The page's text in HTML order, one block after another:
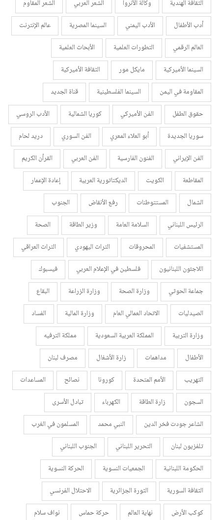
الثقافة الهندية وكالة الأنروا الشعر العربي
الشعر المقاوم
أدب الأطفال
الأدب اليمني السينما المصرية
عالم الإنترنت
العالم الرقمي
التطورات العلمية
الأبحاث العلمية
السينما الأميركية
مايكل مور
الثقافة الأميركية
المقاومة في اليمن
السينما الفلسطينية
قناة الجديد
حقوق الطفل
الفن الأميركي كوريا الشمالية
الأدب الروسي
سوريا الجديدة
أبو العلاء المعري الفن السوري
دريد لحام
الفن الإيراني
الفنون الفارسية الفن العربي
القرأن الكريم
المقاطعة
الكويت الديكتاتورية العربية
إعادة الإعمار
الشمال
المستتوطنات رفع الأنقاض
الجنوب
الرئيس اللبناني
السلامة العامة وزير الطاقة
الصحة
المستشفيات
المحروقات التراث اليهودي
التراث العراقي
اللاجئون اللبنانيون
فلسطين في الإعلام العربي
فيسبوك
جماعة الحوثي
وزارة الصحة وزارة الزراعة
البقاع
الصيدليات
الاتحاد العمالي العام وزارة المالية
الفساد
وزارة التربية
المملكة العربية السعودية
مملكة الترفيه
الأطفال
مداهمات زارة الأشغال
مصرف لبنان
التهريب
الأمم المتحدة كورونا نصائح
المساعدات
السجون
زارة الطاقة الكهرباء
تبادل الأسرى
الشاعر جودت فخر الدين
النبي محمد
المسلمون في الغرب
تلفزيون لبنان
التحرير اللبناني
الجنوب اللبناني
الحكومة اللبنانية
الجمعيات النسوية
الحركة النسوية
الثقافة السورية
الثورة الجزائرية
الاحتلال الفرنسي
كوكب الأرض
نهاية العالم حركة حماس
نواف سلام